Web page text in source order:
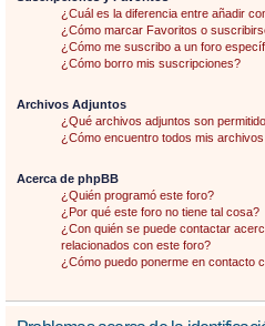
¿Cuál es la diferencia entre añadir
¿Cómo marcar Favoritos o
¿Cómo me suscribo a un foro
¿Cómo borro mis suscripciones?
Archivos Adjuntos
¿Qué archivos adjuntos son
¿Cómo encuentro todos mis
Acerca de phpBB
¿Quién programó este foro?
¿Por qué este foro no tiene tal cosa?
¿Con quién se puede contactar
relacionados con este foro?
¿Cómo puedo ponerme en contacto